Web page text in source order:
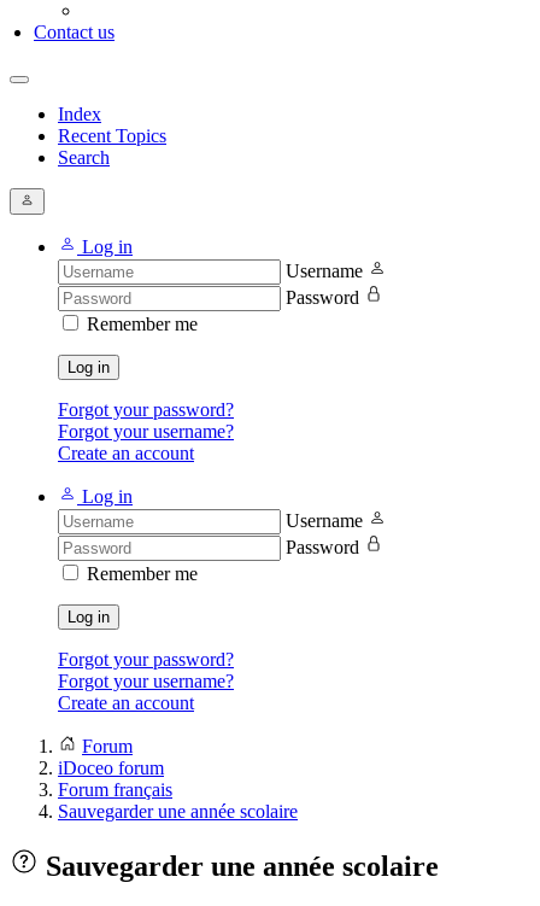
Contact us
Index
Recent Topics
Search
Log in
Username
Password
Remember me
Log in
Forgot your password?
Forgot your username?
Create an account
Log in
Username
Password
Remember me
Log in
Forgot your password?
Forgot your username?
Create an account
Forum
iDoceo forum
Forum français
Sauvegarder une année scolaire
Sauvegarder une année scolaire